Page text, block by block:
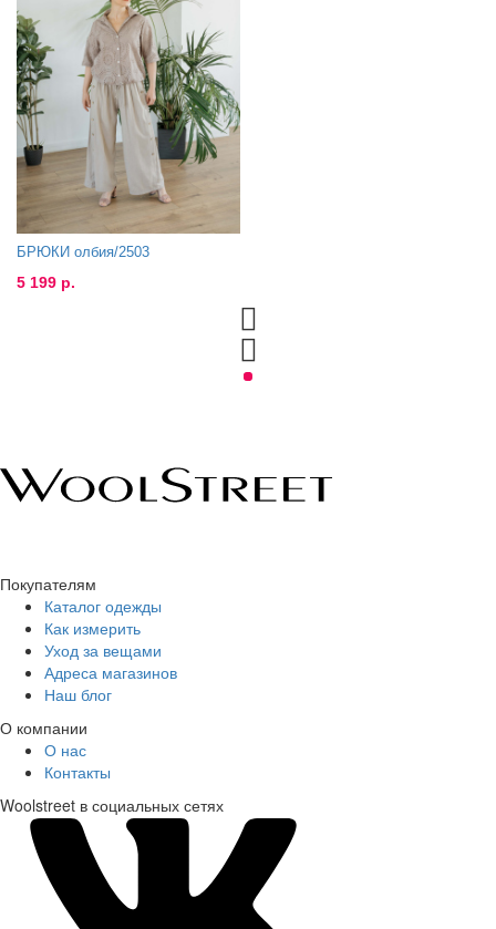
БРЮКИ олбия/2503
5 199 р.
Покупателям
Каталог одежды
Как измерить
Уход за вещами
Адреса магазинов
Наш блог
О компании
О нас
Контакты
Woolstreet в социальных сетях